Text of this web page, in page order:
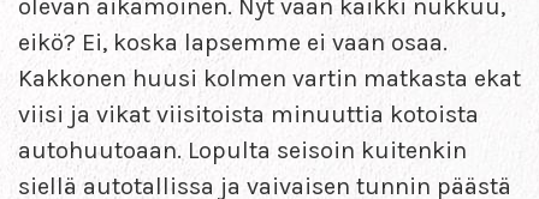
olevan aikamoinen. Nyt vaan kaikki nukkuu,
eikö? Ei, koska lapsemme ei vaan osaa.
Kakkonen huusi kolmen vartin matkasta ekat
viisi ja vikat viisitoista minuuttia kotoista
autohuutoaan. Lopulta seisoin kuitenkin
siellä autotallissa ja vaivaisen tunnin päästä